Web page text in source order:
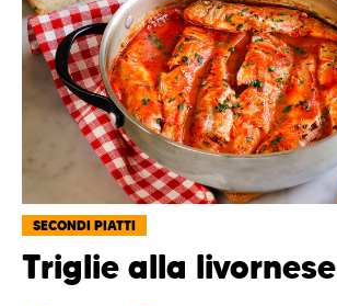
SECONDI PIATTI
Triglie alla livornese